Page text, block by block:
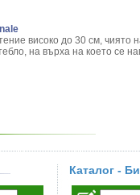
високо до 30 см, чиято
на върха на което се
Каталог -